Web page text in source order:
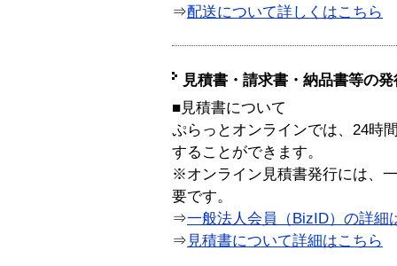
⇒配送について詳しくはこちら
見積書・請求書・納品書等の
■見積書について
ぷらっとオンラインでは、24時
することができます。
※オンライン見積書発行には、
要です。
⇒一般法人会員（BizID）の詳細
⇒ 見積書について詳細はこちら